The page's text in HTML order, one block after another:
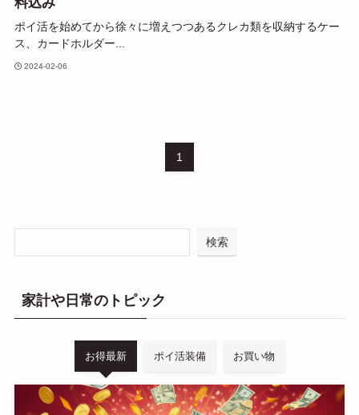
ポイ活を始めてから徐々に増えつつあるクレカ類を収納するケー
ス、カードホルダー...
2024-02-06
1
検索
家計や日常のトピック
お得最新 ポイ活装備 お買い物